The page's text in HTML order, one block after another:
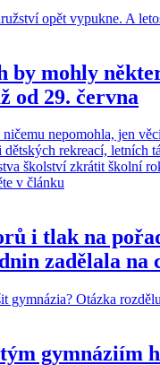
by mohly
od 29. června
i tlak na
zadělala na
gymnáziím